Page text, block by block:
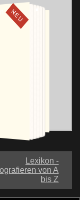
NEU
Lexikon -
von A
bis Z